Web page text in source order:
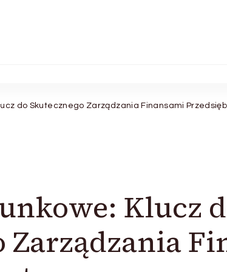
do Skutecznego Zarządzania Finansami
Klucz
Zarządzania